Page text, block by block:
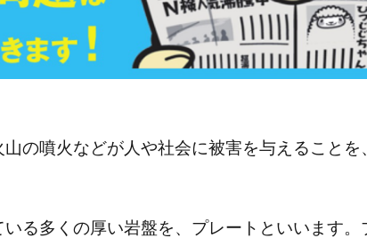
の噴火などが人や社会に被害を与えることを
る多くの厚い岩盤を、プレートといいます。